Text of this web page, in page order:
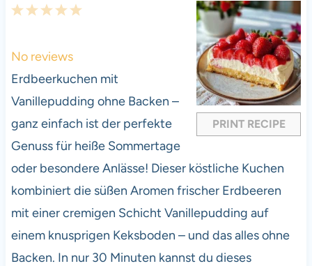
PRINT RECIPE
5
a
r
s
4
t
a
r
s
3
t
a
r
s
2
t
a
r
s
1
t
a
r
No reviews
Erdbeerkuchen mit
Vanillepudding ohne Backen –
ganz einfach ist der perfekte
Genuss für heiße Sommertage
oder besondere Anlässe! Dieser köstliche Kuchen
kombiniert die süßen Aromen frischer Erdbeeren
mit einer cremigen Schicht Vanillepudding auf
einem knusprigen Keksboden – und das alles ohne
Backen. In nur 30 Minuten kannst du dieses